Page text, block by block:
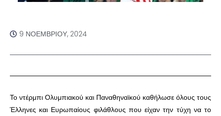
9 ΝΟΕΜΒΡΊΟΥ, 2024
Το ντέρμπι Ολυμπιακού και Παναθηναϊκού καθήλωσε όλους τους
Έλληνες και Ευρωπαίους φιλάθλους που είχαν την τύχη να το